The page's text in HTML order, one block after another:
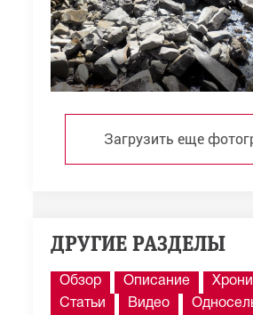
Загрузить еще
ДРУГИЕ РАЗДЕЛЫ
Обзор Описание
Статьи
Видео